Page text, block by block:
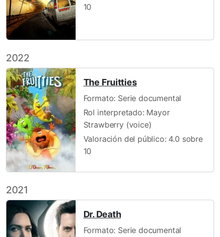
10
2022
The Fruitties
Formato: Serie documental
Rol interpretado: Mayor
Strawberry (voice)
Valoración del público: 4.0 sobre
10
2021
Dr. Death
Formato: Serie documental